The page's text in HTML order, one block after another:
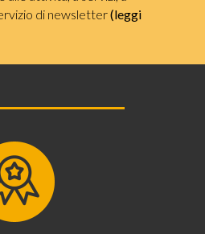
di newsletter(leggi